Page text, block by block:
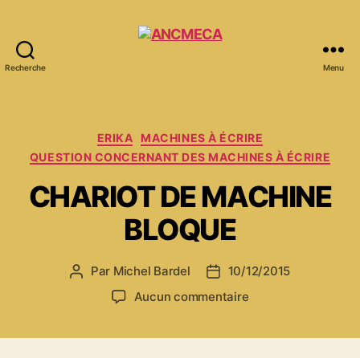
Recherche Menu
Catégories
ERIKA
MACHINES À ÉCRIRE
QUESTION CONCERNANT DES MACHINES À ÉCRIRE
CHARIOT DE MACHINE
BLOQUE
Auteur
l’article
Par Michel Bardel
Date
de
10/12/2015
Aucun commentairesur